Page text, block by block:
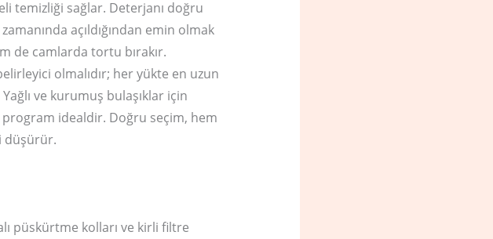
temizliği sağlar. Deterjanı doğru
açıldığından emin olmak
de camlarda tortu bırakır.
olmalıdır; her yükte en uzun
ve kurumuş bulaşıklar için
idealdir. Doğru seçim, hem
düşürür.
püskürtme kolları ve kirli filtre